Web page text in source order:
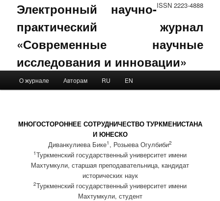
ISSN 2223-4888
Электронный научно-
практический журнал
«Современные научные
исследования и инновации»
Skip to primary content
Skip to secondary content
О журнале Авторам RU EN
МНОГОСТОРОННЕЕ СОТРУДНИЧЕСТВО ТУРКМЕНИСТАНА
И ЮНЕСКО
Диванкулиева Бике1 , Розыева Огулбиби2
1Туркменский государственный университет имени
Махтумкули, старшая преподавательница, кандидат
исторических наук
2Туркменский государственный университет имени
Махтумкули, студент